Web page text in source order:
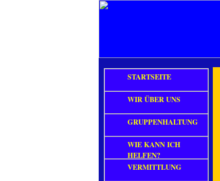
STARTSEITE
WIR ÜBER UNS
GRUPPENHALTUNG
WIE KANN ICH
HELFEN?
VERMITTLUNG